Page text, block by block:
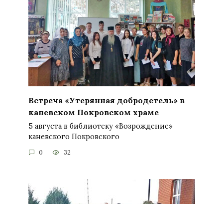
Встреча «Утерянная добродетель» в
каневском Покровском храме
5 августа в библиотеку «Возрождение»
каневского Покровского
0 32